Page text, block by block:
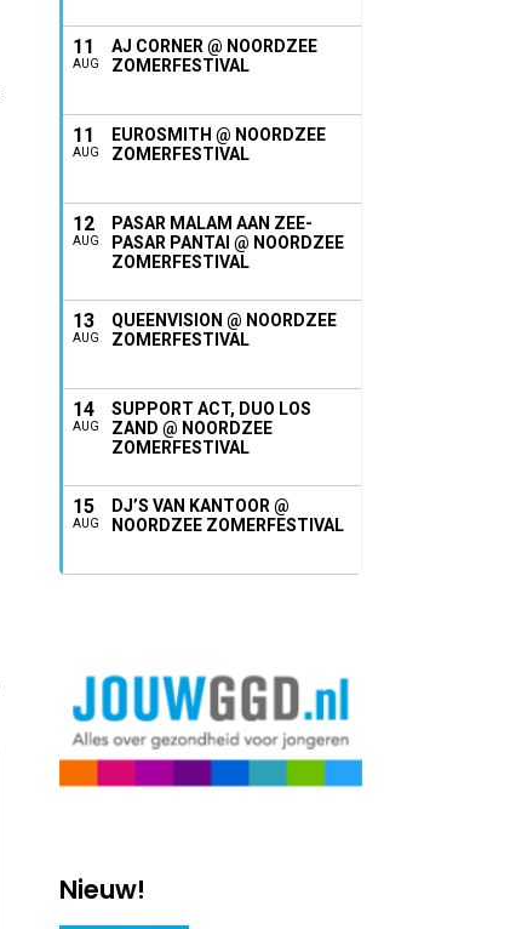
11
AUG
AJ CORNER @ NOORDZEE
ZOMERFESTIVAL
11
AUG
EUROSMITH @ NOORDZEE
ZOMERFESTIVAL
12
AUG
PASAR MALAM AAN ZEE-
PASAR PANTAI @ NOORDZEE
ZOMERFESTIVAL
13
AUG
QUEENVISION @ NOORDZEE
ZOMERFESTIVAL
14
AUG
SUPPORT ACT, DUO LOS
ZAND @ NOORDZEE
ZOMERFESTIVAL
15
AUG
DJ’S VAN KANTOOR @
NOORDZEE ZOMERFESTIVAL
Nieuw!